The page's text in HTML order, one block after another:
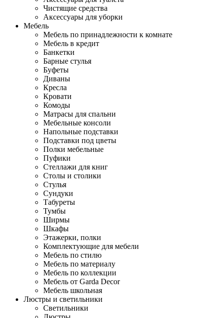
Чистящие средства
Аксессуары для уборки
Мебель
Мебель по принадлежности к комнате
Мебель в кредит
Банкетки
Барные стулья
Буфеты
Диваны
Кресла
Кровати
Комоды
Матрасы для спальни
Мебельные консоли
Напольные подставки
Подставки под цветы
Полки мебельные
Пуфики
Стеллажи для книг
Столы и столики
Стулья
Сундуки
Табуреты
Тумбы
Ширмы
Шкафы
Этажерки, полки
Комплектующие для мебели
Мебель по стилю
Мебель по материалу
Мебель по коллекции
Мебель от Garda Decor
Мебель школьная
Люстры и светильники
Светильники